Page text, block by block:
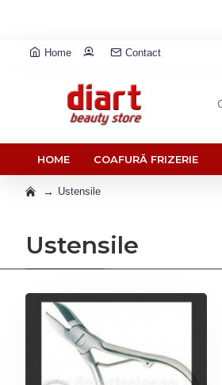
Home Contact
HOME COAFURĂ FRIZERIE
Ustensile
Ustensile